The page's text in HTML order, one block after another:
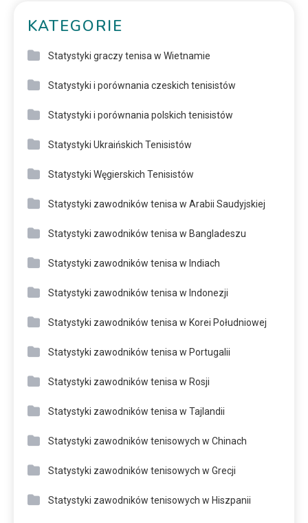
KATEGORIE
Statystyki graczy tenisa w Wietnamie
Statystyki i porównania czeskich tenisistów
Statystyki i porównania polskich tenisistów
Statystyki Ukraińskich Tenisistów
Statystyki Węgierskich Tenisistów
Statystyki zawodników tenisa w Arabii Saudyjskiej
Statystyki zawodników tenisa w Bangladeszu
Statystyki zawodników tenisa w Indiach
Statystyki zawodników tenisa w Indonezji
Statystyki zawodników tenisa w Korei Południowej
Statystyki zawodników tenisa w Portugalii
Statystyki zawodników tenisa w Rosji
Statystyki zawodników tenisa w Tajlandii
Statystyki zawodników tenisowych w Chinach
Statystyki zawodników tenisowych w Grecji
Statystyki zawodników tenisowych w Hiszpanii